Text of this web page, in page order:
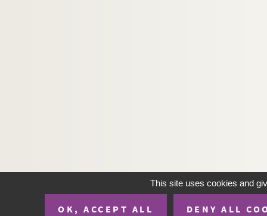
This site uses cookies and
OK, ACCEPT ALL DENY ALL